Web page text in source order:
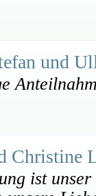
und
Christine
ist